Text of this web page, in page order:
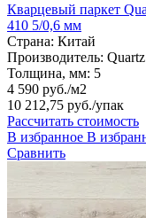
Кварцевый паркет
410 5/0,6 мм
Страна: Китай
Производитель:
Толщина, мм: 5
4 590 руб./м2
10 212,75 руб./упак
Рассчитать стоимость
В избранное В
Сравнить